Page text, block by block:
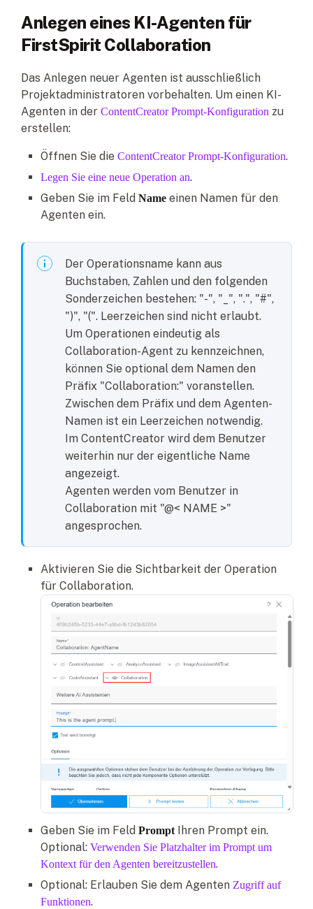
Anlegen eines KI-Agenten für
FirstSpirit Collaboration
Das Anlegen neuer Agenten ist ausschließlich
Projektadministratoren vorbehalten. Um einen KI-
Agenten in der ContentCreator Prompt-Konfiguration zu
erstellen:
Öffnen Sie die ContentCreator Prompt-Konfiguration.
Legen Sie eine neue Operation an.
Geben Sie im Feld Name einen Namen für den
Agenten ein.
Der Operationsname kann aus
Buchstaben, Zahlen und den folgenden
Sonderzeichen bestehen: "-", "_", ".", "#",
")", "(". Leerzeichen sind nicht erlaubt.
Um Operationen eindeutig als
Collaboration-Agent zu kennzeichnen,
können Sie optional dem Namen den
Präfix "Collaboration:" voranstellen.
Zwischen dem Präfix und dem Agenten-
Namen ist ein Leerzeichen notwendig.
Im ContentCreator wird dem Benutzer
weiterhin nur der eigentliche Name
angezeigt.
Agenten werden vom Benutzer in
Collaboration mit "@< NAME >"
angesprochen.
Aktivieren Sie die Sichtbarkeit der Operation
für Collaboration.
Geben Sie im Feld Prompt Ihren Prompt ein.
Optional: Verwenden Sie Platzhalter im Prompt um
Kontext für den Agenten bereitzustellen.
Optional: Erlauben Sie dem Agenten Zugriff auf
Funktionen.